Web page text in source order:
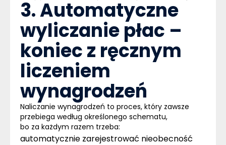
3. Automatyczne
wyliczanie płac –
koniec z ręcznym
liczeniem
wynagrodzeń
Naliczanie wynagrodzeń to proces, który zawsze
przebiega według określonego schematu,
bo za każdym razem trzeba:
automatycznie zarejestrować nieobecność